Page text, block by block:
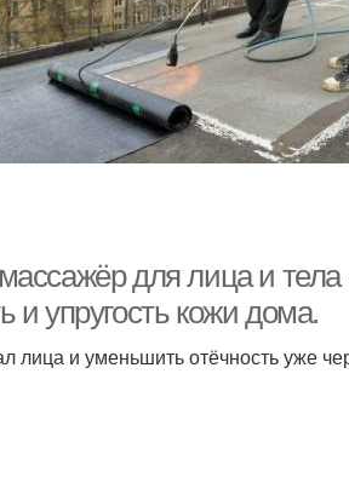
для лица и
и упругость кожи дома.
лица и уменьшить отёчность уже